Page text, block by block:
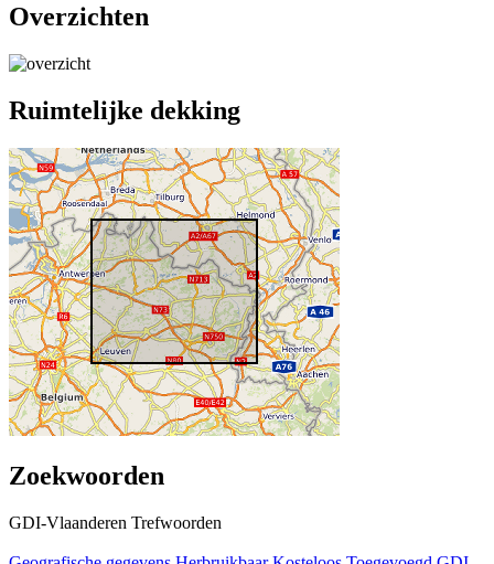
Overzichten
Ruimtelijke dekking
Zoekwoorden
GDI-Vlaanderen Trefwoorden